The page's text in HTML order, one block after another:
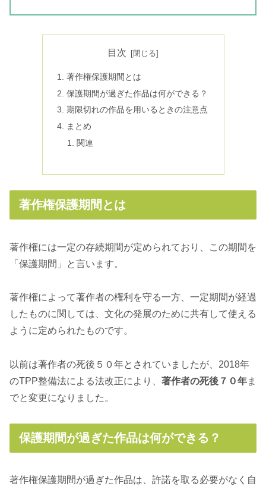
目次
著作権保護期間とは
保護期間が過ぎた作品は何ができる？
期限切れの作品を用いるときの注意点
まとめ
関連
著作権保護期間とは
著作権には一定の存続期間が定められており、この期間を
「保護期間」と言います。
著作権によって著作者の権利を守る一方、一定期間が経過
したものに関しては、文化の発展のために共有して使える
ように定められたものです。
以前は著作者の死後５０年とされていましたが、2018年
のTPP整備法による法改正により、 著作者の死後７０年ま
でと変更になりました。
保護期間が過ぎた作品は何ができる？
著作権保護期間が過ぎた作品は、許諾を取る必要がなく自